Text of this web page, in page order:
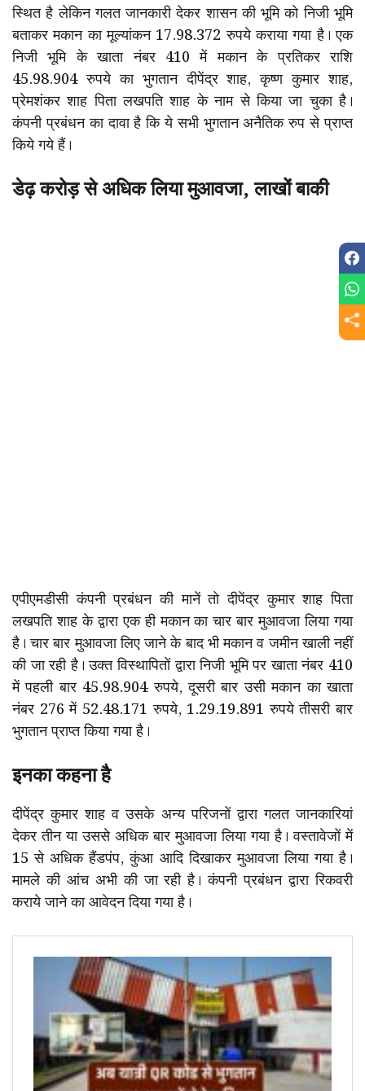
स्थित है लेकिन गलत जानकारी देकर शासन की भूमि को निजी भूमि
बताकर मकान का मूल्यांकन 17.98.372 रुपये कराया गया है। एक
निजी भूमि के खाता नंबर 410 में मकान के प्रतिकर राशि
45.98.904 रुपये का भुगतान दीपेंद्र शाह, कृष्ण कुमार शाह,
प्रेमशंकर शाह पिता लखपति शाह के नाम से किया जा चुका है।
कंपनी प्रबंधन का दावा है कि ये सभी भुगतान अनैतिक रुप से प्राप्त
किये गये हैं।
डेढ़ करोड़ से अधिक लिया मुआवजा, लाखों बाकी
एपीएमडीसी कंपनी प्रबंधन की मानें तो दीपेंद्र कुमार शाह पिता
लखपति शाह के द्वारा एक ही मकान का चार बार मुआवजा लिया गया
है। चार बार मुआवजा लिए जाने के बाद भी मकान व जमीन खाली नहीं
की जा रही है। उक्त विस्थापितों द्वारा निजी भूमि पर खाता नंबर 410
में पहली बार 45.98.904 रुपये, दूसरी बार उसी मकान का खाता
नंबर 276 में 52.48.171 रुपये, 1.29.19.891 रुपये तीसरी बार
भुगतान प्राप्त किया गया है।
इनका कहना है
दीपेंद्र कुमार शाह व उसके अन्य परिजनों द्वारा गलत जानकारियां
देकर तीन या उससे अधिक बार मुआवजा लिया गया है। वस्तावेजों में
15 से अधिक हैंडपंप, कुंआ आदि दिखाकर मुआवजा लिया गया है।
मामले की आंच अभी की जा रही है। कंपनी प्रबंधन द्वारा रिकवरी
कराये जाने का आवेदन दिया गया है।